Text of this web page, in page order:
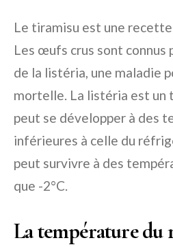
Le tiramisu est une recette
Les œufs crus sont connus
de la listéria, une maladie
mortelle. La listéria est un
peut se développer à des
inférieures à celle du
peut survivre à des
que -2°C.
La température du